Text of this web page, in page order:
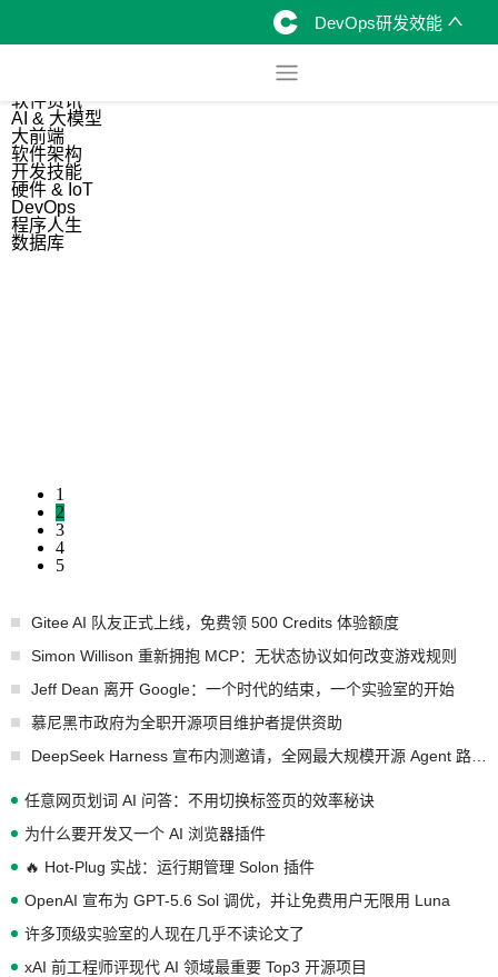
DevOps研发效能
软件资讯
AI & 大模型
大前端
软件架构
开发技能
硬件 & IoT
DevOps
程序人生
数据库
1
2
3
4
5
Gitee AI 队友正式上线，免费领 500 Credits 体验额度
Simon Willison 重新拥抱 MCP：无状态协议如何改变游戏规则
Jeff Dean 离开 Google：一个时代的结束，一个实验室的开始
慕尼黑市政府为全职开源项目维护者提供资助
任意网页划词 AI 问答：不用切换标签页的效率秘诀
为什么要开发又一个 AI 浏览器插件
🔥 Hot-Plug 实战：运行期管理 Solon 插件
OpenAI 宣布为 GPT-5.6 Sol 调优，并让免费用户无限用 Luna
许多顶级实验室的人现在几乎不读论文了
xAI 前工程师评现代 AI 领域最重要 Top3 开源项目